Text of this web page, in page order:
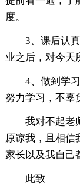
度。
3、课后认
业之后，对今天
4、做到学
努力学习，不辜
我对不起老
原谅我，且相信
家长以及我自己
此致